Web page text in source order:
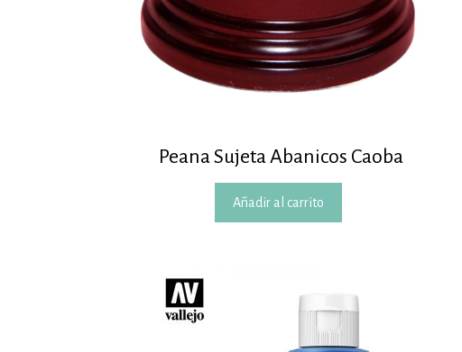
Peana Sujeta Abanicos Caoba
Añadir al carrito